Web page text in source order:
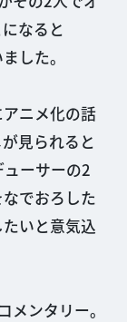
なると
した。
ニメ化の話
見られると
ーサーの2
でおろした
いと意気込
ンタリー。